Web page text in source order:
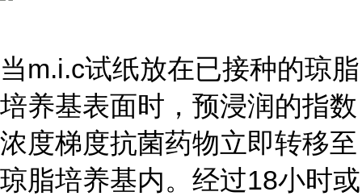
当m.i.c试纸放在已接种的琼脂
培养基表面时，预浸润的指数
浓度梯度抗菌药物立即转移至
琼脂培养基内。经过18小时或